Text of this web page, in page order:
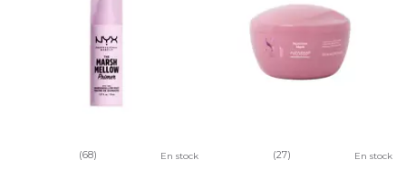
(68) En stock (27) En stock